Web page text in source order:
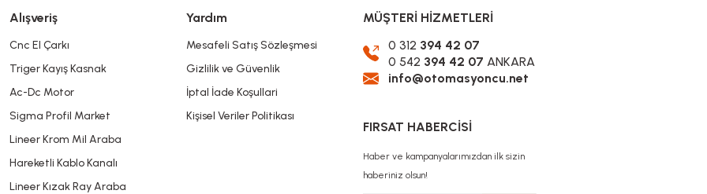
Alışveriş
Cnc El Çarkı
Triger Kayış Kasnak
Ac-Dc Motor
Sigma Profil Market
Lineer Krom Mil Araba
Hareketli Kablo Kanalı
Lineer Kızak Ray Araba
Yardım
Mesafeli Satış Sözleşmesi
Gizlilik ve Güvenlik
İptal İade Koşullari
Kişisel Veriler Politikası
MÜŞTERİ HİZMETLERİ
0 312 394 42 07
0 542 394 42 07 ANKARA
info@otomasyoncu.net
FIRSAT HABERCİSİ
Haber ve kampanyalarımızdan ilk sizin
haberiniz olsun!